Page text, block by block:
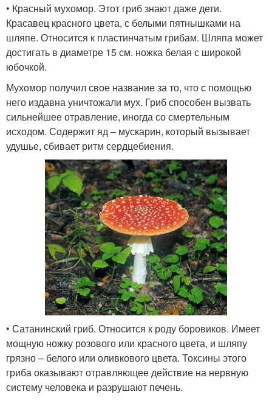
• Красный мухомор. Этот гриб знают даже дети.
Красавец красного цвета, с белыми пятнышками на
шляпе. Относится к пластинчатым грибам. Шляпа может
достигать в диаметре 15 см. ножка белая с широкой
юбочкой.
Мухомор получил свое название за то, что с помощью
него издавна уничтожали мух. Гриб способен вызвать
сильнейшее отравление, иногда со смертельным
исходом. Содержит яд – мускарин, который вызывает
удушье, сбивает ритм сердцебиения.
• Сатанинский гриб. Относится к роду боровиков. Имеет
мощную ножку розового или красного цвета, и шляпу
грязно – белого или оливкового цвета. Токсины этого
гриба оказывают отравляющее действие на нервную
систему человека и разрушают печень.